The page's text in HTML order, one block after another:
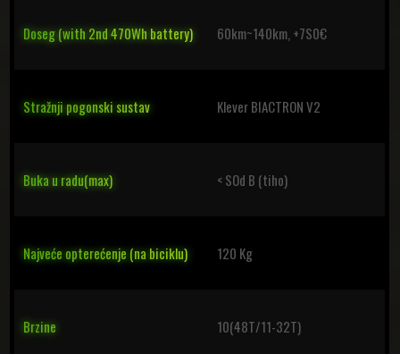
Doseg (with 2nd 470Wh battery) 60km~140km, +7S0€
Stražnji pogonski sustav Klever BIACTRON V2
Buka u radu(max) < SOd B (tiho)
Najveće opterećenje (na biciklu) 120 Kg
Brzine 10(48T/11-32T)